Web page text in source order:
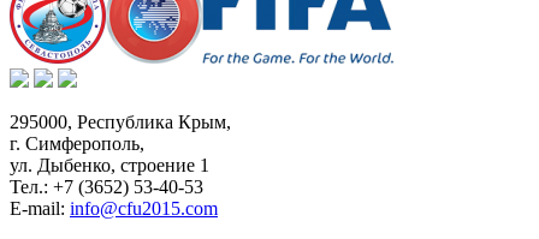
295000, Республика Крым,
г. Симферополь,
ул. Дыбенко, строение 1
Тел.: +7 (3652) 53-40-53
E-mail: info@cfu2015.com